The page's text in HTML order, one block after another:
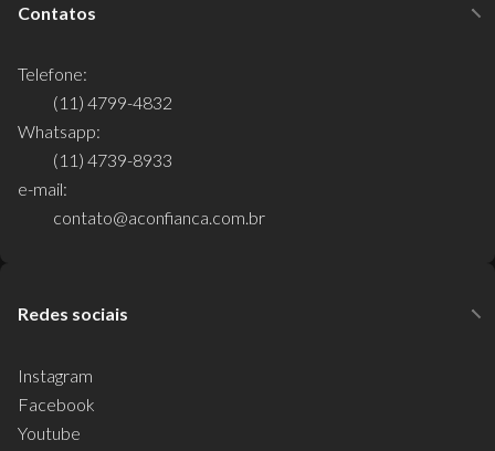
Contatos
Telefone:
(11) 4799-4832
Whatsapp:
(11) 4739-8933
e-mail:
contato@aconfianca.com.br
Redes sociais
Instagram
Facebook
Youtube